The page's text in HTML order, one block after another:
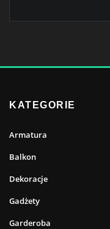
KATEGORIE
Armatura
Balkon
Dekoracje
Gadżety
Garderoba